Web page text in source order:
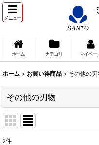
メニュー
ホーム カテゴリ マイペー
ホーム > お買い得商品 > その他の刃
その他の刃物
2件